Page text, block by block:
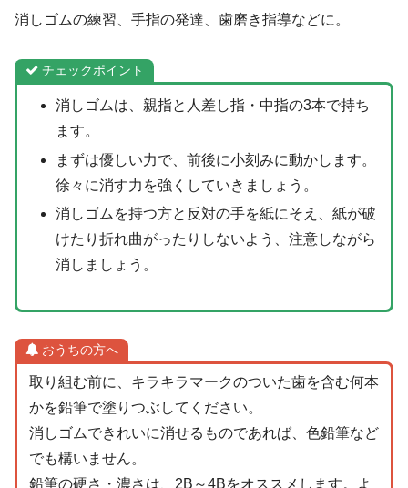
消しゴムの練習、手指の発達、歯磨き指導などに。
チェックポイント
消しゴムは、親指と人差し指・中指の3本で持ち
ます。
まずは優しい力で、前後に小刻みに動かします。
徐々に消す力を強くしていきましょう。
消しゴムを持つ方と反対の手を紙にそえ、紙が破
けたり折れ曲がったりしないよう、注意しながら
消しましょう。
おうちの方へ
取り組む前に、キラキラマークのついた歯を含む何本
かを鉛筆で塗りつぶしてください。
消しゴムできれいに消せるものであれば、色鉛筆など
でも構いません。
鉛筆の硬さ・濃さは、2B～4Bをオススメします。よ